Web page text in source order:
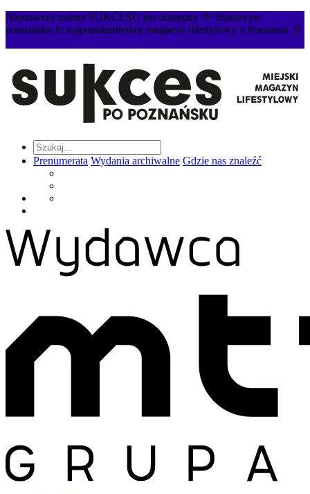
Najnowszy numer SUKCESU już dostępny 🌞 Sukces po
poznańsku to najpopularniejszy magazyn lifestylowy o Poznaniu 🌞
Prenumerata Wydania archiwalne Gdzie nas znaleźć